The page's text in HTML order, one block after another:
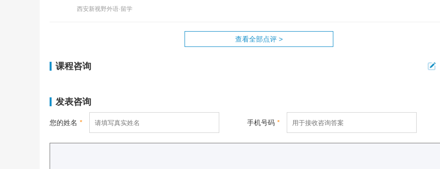
西安新视野外语·留学
查看全部点评 >
课程咨询
发表咨询
您的姓名 * 手机号码 *